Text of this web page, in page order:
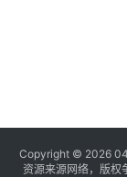
Copyright © 2026
资源来源网络，版权